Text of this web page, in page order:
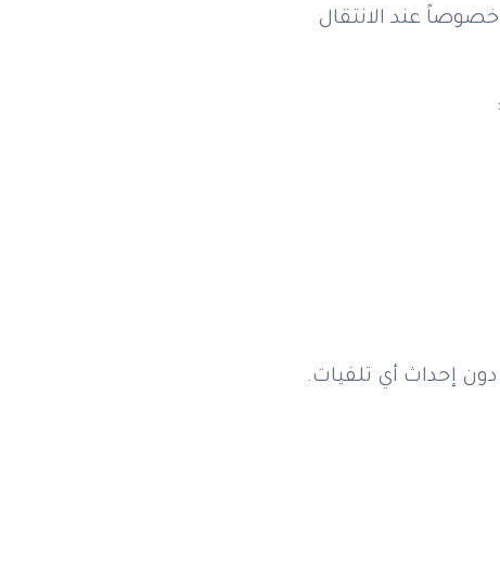
خصوصاً عند الانتقال
إحداث أي تلفيات.